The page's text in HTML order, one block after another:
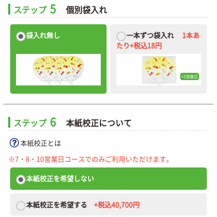
ステップ 5 個別袋入れ
袋入れ無し 一本ずつ袋入れ
1本あ
たり+税込18円
+5営業日
ステップ 6 本紙校正について
本紙校正とは
※7・8・10営業日コースでのみご利用いただけます。
本紙校正を希望しない
本紙校正を希望する +税込40,700円